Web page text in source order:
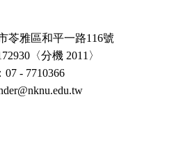
苓雅區和平一路116號
〈分機 2011〉
07 - 7710366